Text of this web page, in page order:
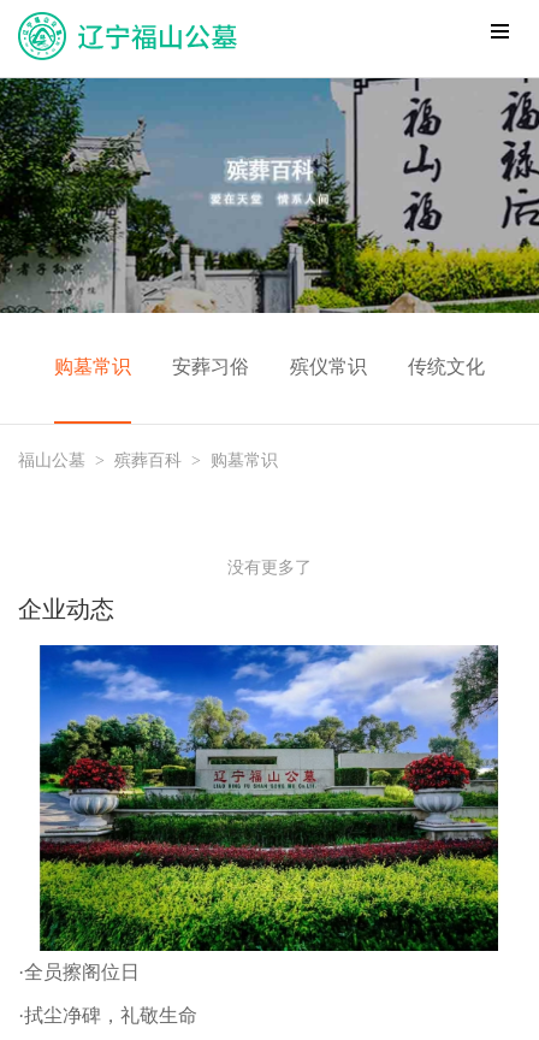
购墓常识 安葬习俗 殡仪常识 传统文化
福山公墓 > 殡葬百科 > 购墓常识
没有更多了
企业动态
·全员擦阁位日
·拭尘净碑，礼敬生命